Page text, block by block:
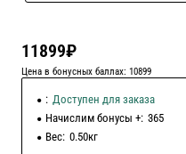
11899₽
Цена в бонусных баллах: 10899
: Доступен для заказа
Начислим бонусы +: 365
Вес: 0.50кг